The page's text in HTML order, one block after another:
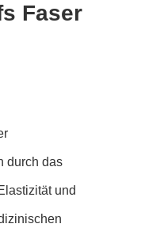
Faser
durch das
und